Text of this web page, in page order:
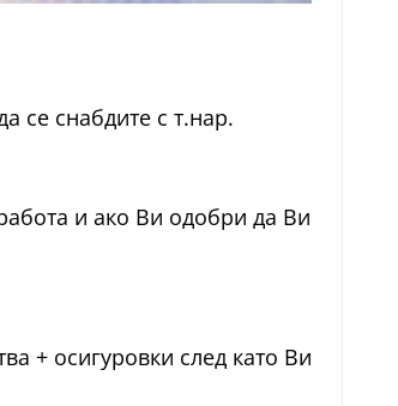
се снабдите с т.нар.
и ако Ви одобри да Ви
+ осигуровки след като Ви